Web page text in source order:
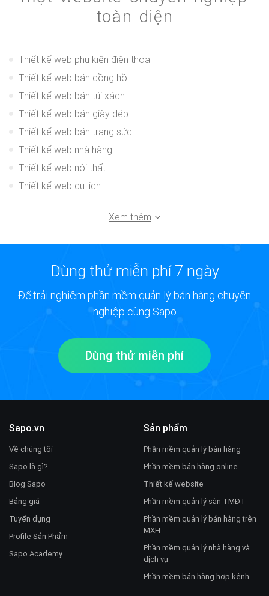
toàn diện
Thiết kế web phụ kiện điện thoại
Thiết kế web bán đồng hồ
Thiết kế web bán túi xách
Thiết kế web bán giày dép
Thiết kế web bán trang sức
Thiết kế web nhà hàng
Thiết kế web nội thất
Thiết kế web du lịch
Xem thêm
Dùng thử miễn phí 7 ngày
Để trải nghiệm phần mềm quản lý bán hàng chuyên
nghiệp cùng Sapo
Dùng thử miễn phí
Sapo.vn
Về chúng tôi
Sapo là gì?
Blog Sapo
Bảng giá
Tuyển dụng
Profile Sản Phẩm
Sapo Academy
Sản phẩm
Phần mềm quản lý bán hàng
Phần mềm bán hàng online
Thiết kế website
Phần mềm quản lý sàn TMĐT
Phần mềm quản lý bán hàng trên
MXH
Phần mềm quản lý nhà hàng và
dịch vụ
Phần mềm bán hàng hợp kênh